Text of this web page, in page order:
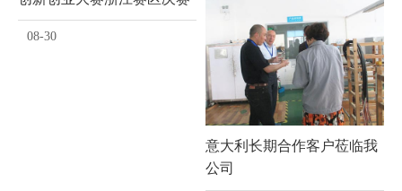
08-30
意大利长期合作客户莅临我
公司